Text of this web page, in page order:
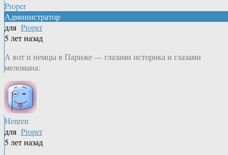
Proper
Администратор
для Proper
5 лет назад
А вот и немцы в Париже — глазами историка и глазами
меломана:
Henren
для Proper
5 лет назад